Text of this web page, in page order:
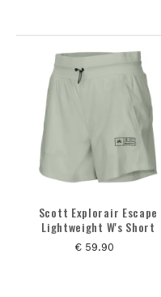
Scott Explorair Escape
Lightweight W's Short
€ 59.90